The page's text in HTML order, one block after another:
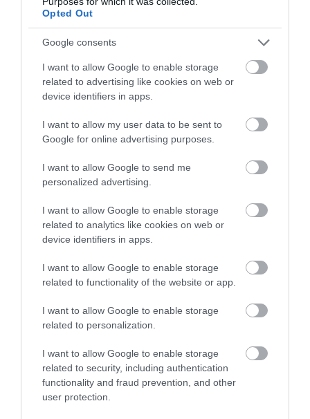
Opted Out
Google consents
I want to allow Google to enable storage
related to advertising like cookies on web or
device identifiers in apps.
I want to allow my user data to be sent to
Google for online advertising purposes.
I want to allow Google to send me
personalized advertising.
I want to allow Google to enable storage
related to analytics like cookies on web or
device identifiers in apps.
I want to allow Google to enable storage
related to functionality of the website or app.
I want to allow Google to enable storage
related to personalization.
I want to allow Google to enable storage
related to security, including authentication
functionality and fraud prevention, and other
user protection.
Ne maradjon le a legfrissebb hírekről, kövessen
bennünket az EGRI ÜGYEK Google Hírek oldalán!
VISSZA A FŐOLDALRA
Legfrissebb híreink
DIGITÁLIS TANULÁS ELŐNYEI
2026. augusztus 07